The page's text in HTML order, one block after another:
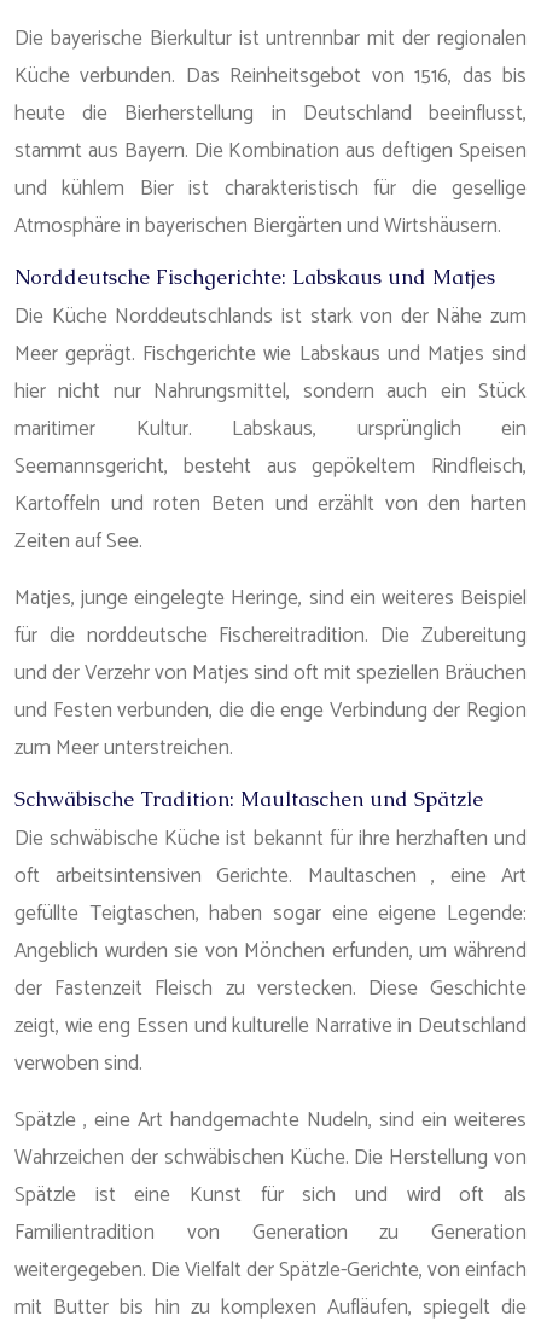
Die bayerische Bierkultur ist untrennbar mit der regionalen
Küche verbunden. Das Reinheitsgebot von 1516, das bis
heute die Bierherstellung in Deutschland beeinflusst,
stammt aus Bayern. Die Kombination aus deftigen Speisen
und kühlem Bier ist charakteristisch für die gesellige
Atmosphäre in bayerischen Biergärten und Wirtshäusern.
Norddeutsche Fischgerichte: Labskaus und Matjes
Die Küche Norddeutschlands ist stark von der Nähe zum
Meer geprägt. Fischgerichte wie Labskaus und Matjes sind
hier nicht nur Nahrungsmittel, sondern auch ein Stück
maritimer Kultur. Labskaus, ursprünglich ein
Seemannsgericht, besteht aus gepökeltem Rindfleisch,
Kartoffeln und roten Beten und erzählt von den harten
Zeiten auf See.
Matjes, junge eingelegte Heringe, sind ein weiteres Beispiel
für die norddeutsche Fischereitradition. Die Zubereitung
und der Verzehr von Matjes sind oft mit speziellen Bräuchen
und Festen verbunden, die die enge Verbindung der Region
zum Meer unterstreichen.
Schwäbische Tradition: Maultaschen und Spätzle
Die schwäbische Küche ist bekannt für ihre herzhaften und
oft arbeitsintensiven Gerichte. Maultaschen , eine Art
gefüllte Teigtaschen, haben sogar eine eigene Legende:
Angeblich wurden sie von Mönchen erfunden, um während
der Fastenzeit Fleisch zu verstecken. Diese Geschichte
zeigt, wie eng Essen und kulturelle Narrative in Deutschland
verwoben sind.
Spätzle , eine Art handgemachte Nudeln, sind ein weiteres
Wahrzeichen der schwäbischen Küche. Die Herstellung von
Spätzle ist eine Kunst für sich und wird oft als
Familientradition von Generation zu Generation
weitergegeben. Die Vielfalt der Spätzle-Gerichte, von einfach
mit Butter bis hin zu komplexen Aufläufen, spiegelt die